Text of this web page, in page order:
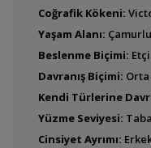
Coğrafik Kökeni:
Yaşam Alanı:
Beslenme Biçimi:
Davranış Biçimi:
Kendi Türlerine
Yüzme Seviyesi:
Cinsiyet Ayrımı: